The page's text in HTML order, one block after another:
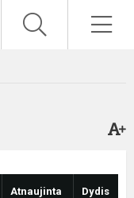
Atnaujinta Dydis